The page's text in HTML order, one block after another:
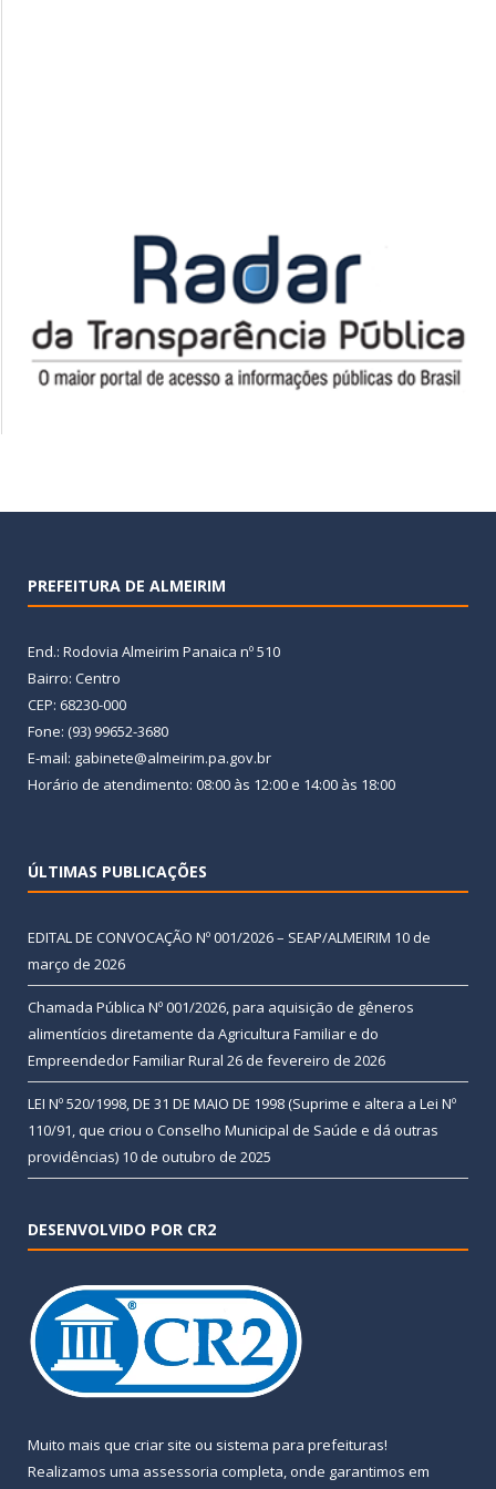
PREFEITURA DE ALMEIRIM
End.: Rodovia Almeirim Panaica nº 510
Bairro: Centro
CEP: 68230-000
Fone: (93) 99652-3680
E-mail: gabinete@almeirim.pa.gov.br
Horário de atendimento: 08:00 às 12:00 e 14:00 às 18:00
ÚLTIMAS PUBLICAÇÕES
EDITAL DE CONVOCAÇÃO Nº 001/2026 – SEAP/ALMEIRIM 10 de
março de 2026
Chamada Pública Nº 001/2026, para aquisição de gêneros
alimentícios diretamente da Agricultura Familiar e do
Empreendedor Familiar Rural 26 de fevereiro de 2026
LEI Nº 520/1998, DE 31 DE MAIO DE 1998 (Suprime e altera a Lei Nº
110/91, que criou o Conselho Municipal de Saúde e dá outras
providências) 10 de outubro de 2025
DESENVOLVIDO POR CR2
Muito mais que criar site ou sistema para prefeituras!
Realizamos uma assessoria completa, onde garantimos em